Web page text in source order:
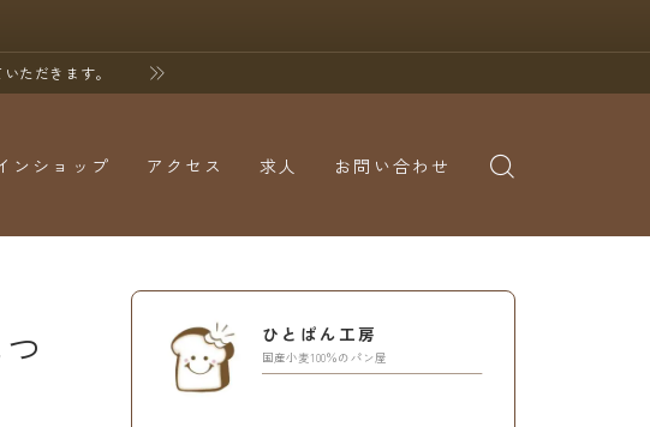
ただきます。
ンショップ アクセス 求人 お問い合わせ
ひとぱん工房
国産小麦100％のパン屋